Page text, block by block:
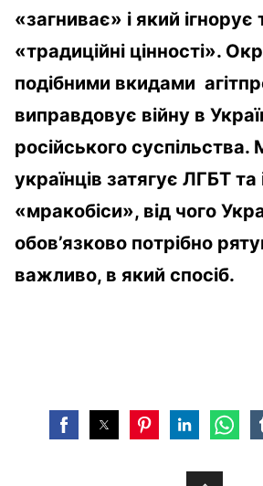
«загниває» і який ігнорує
«традиційні цінності».
подібними вкидами
виправдовує війну в
російського суспільства.
українців затягує ЛГБТ та
«мракобіси», від чого
обов’язково потрібно
важливо, в який спосіб.